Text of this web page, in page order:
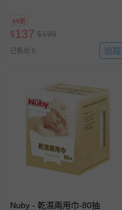
69折
$137 $199
已售出 9 追蹤
Nuby - 乾濕兩用巾-80抽